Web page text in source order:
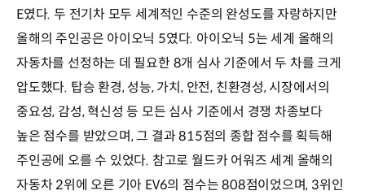
E였다. 두 전기차 모두 세계적인 수준의 완성도를 자랑하지만
올해의 주인공은 아이오닉 5였다. 아이오닉 5는 세계 올해의
자동차를 선정하는 데 필요한 8개 심사 기준에서 두 차를 크게
압도했다. 탑승 환경, 성능, 가치, 안전, 친환경성, 시장에서의
중요성, 감성, 혁신성 등 모든 심사 기준에서 경쟁 차종보다
높은 점수를 받았으며, 그 결과 815점의 종합 점수를 획득해
주인공에 오를 수 있었다. 참고로 월드카 어워즈 세계 올해의
자동차 2위에 오른 기아 EV6의 점수는 808점이었으며, 3위인